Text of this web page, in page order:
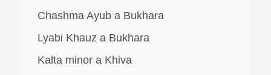
Chashma Ayub a Bukhara
Lyabi Khauz a Bukhara
Kalta minor a Khiva